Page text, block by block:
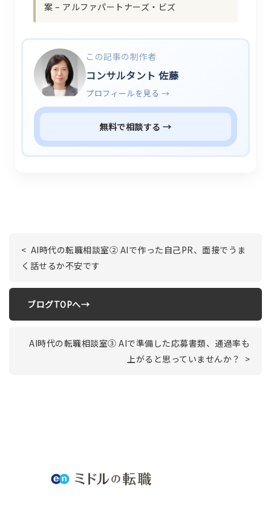
案 – アルファパートナーズ・ビズ
この記事の制作者
コンサルタント 佐藤
プロフィールを見る →
無料で相談する →
< AI時代の転職相談室② AIで作った自己PR、面接でうま
く話せるか不安です
ブログTOPへ→
AI時代の転職相談室③ AIで準備した応募書類、通過率も
上がると思っていませんか？ >